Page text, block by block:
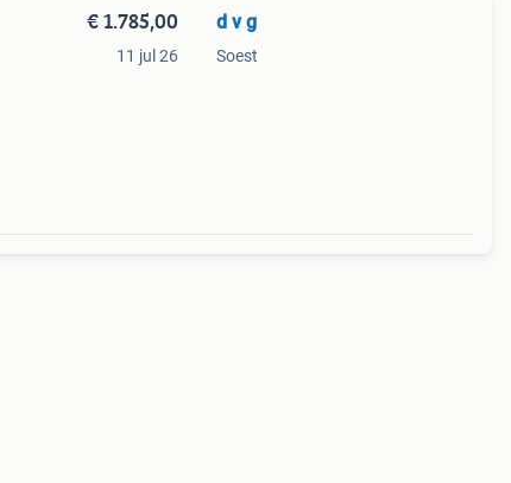
€ 1.785,00
11 jul 26
d v g
Soest